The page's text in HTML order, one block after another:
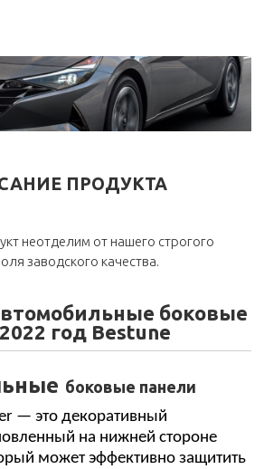
ПРОДУКТА
неотделим от нашего строгого
заводского качества.
боковые
год Bestune
боковые панели
— это декоративный
на нижней стороне
может эффективно защитить